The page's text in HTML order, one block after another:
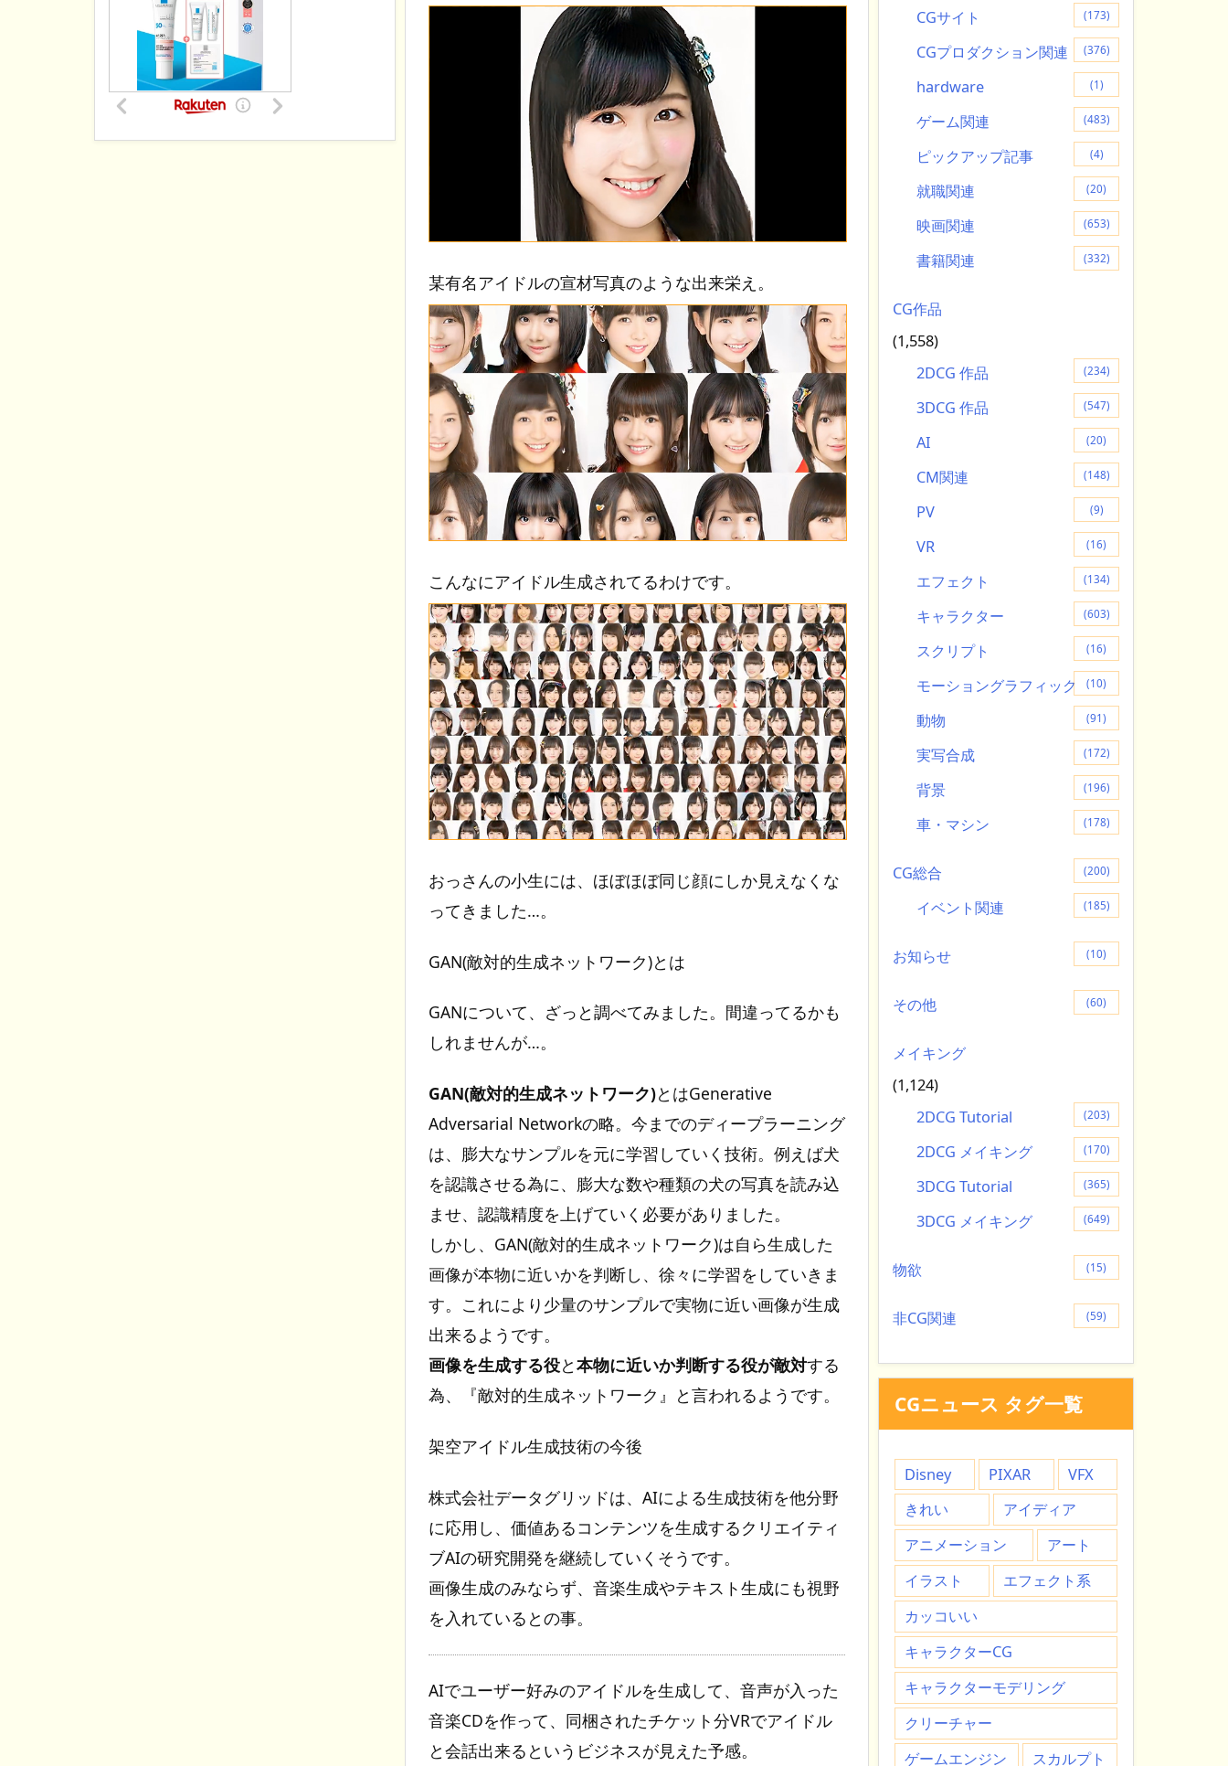
某有名アイドルの宣材写真のような出来栄え。
こんなにアイドル生成されてるわけです。
おっさんの小生には、ほぼほぼ同じ顔にしか見えなくな
ってきました…。
GAN(敵対的生成ネットワーク)とは
GANについて、ざっと調べてみました。間違ってるかも
しれませんが…。
GAN(敵対的生成ネットワーク)とはGenerative
Adversarial Networkの略。今までのディープラーニング
は、膨大なサンプルを元に学習していく技術。例えば犬
を認識させる為に、膨大な数や種類の犬の写真を読み込
ませ、認識精度を上げていく必要がありました。
しかし、GAN(敵対的生成ネットワーク)は自ら生成した
画像が本物に近いかを判断し、徐々に学習をしていきま
す。これにより少量のサンプルで実物に近い画像が生成
出来るようです。
画像を生成する役と本物に近いか判断する役が敵対する
為、『敵対的生成ネットワーク』と言われるようです。
架空アイドル生成技術の今後
株式会社データグリッドは、AIによる生成技術を他分野
に応用し、価値あるコンテンツを生成するクリエイティ
ブAIの研究開発を継続していくそうです。
画像生成のみならず、音楽生成やテキスト生成にも視野
を入れているとの事。
AIでユーザー好みのアイドルを生成して、音声が入った
音楽CDを作って、同梱されたチケット分VRでアイドル
と会話出来るというビジネスが見えた予感。
CGサイト
(173)
CGプロダクション関連 (376)
hardware (1)
ゲーム関連 (483)
ピックアップ記事 (4)
就職関連 (20)
映画関連 (653)
書籍関連 (332)
CG作品
(1,558)
2DCG 作品
(234)
3DCG 作品 (547)
AI (20)
CM関連 (148)
PV (9)
VR (16)
エフェクト (134)
キャラクター (603)
スクリプト (16)
モーショングラフィック (10)
動物 (91)
実写合成 (172)
背景 (196)
車・マシン (178)
CG総合 (200)
イベント関連 (185)
お知らせ (10)
その他 (60)
メイキング
(1,124)
2DCG Tutorial
(203)
2DCG メイキング (170)
3DCG Tutorial (365)
3DCG メイキング (649)
物欲 (15)
非CG関連 (59)
CGニュース タグ一覧
Disney PIXAR
VFX
きれい
アイディア
アニメーション
アート
イラスト
エフェクト系
カッコいい
キャラクターCG
キャラクターモデリング
クリーチャー
ゲームエンジン
スカルプト